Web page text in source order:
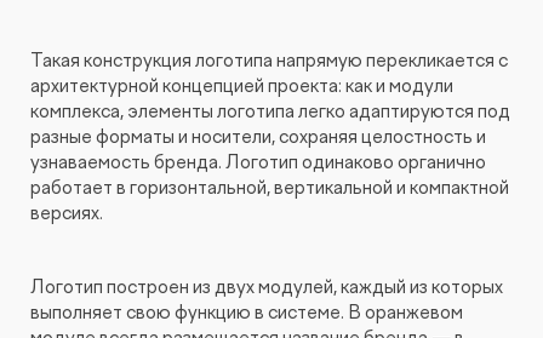
Такая конструкция логотипа напрямую перекликается с
архитектурной концепцией проекта: как и модули
комплекса, элементы логотипа легко адаптируются под
разные форматы и носители, сохраняя целостность и
узнаваемость бренда. Логотип одинаково органично
работает в горизонтальной, вертикальной и компактной
версиях.
Логотип построен из двух модулей, каждый из которых
выполняет свою функцию в системе. В оранжевом